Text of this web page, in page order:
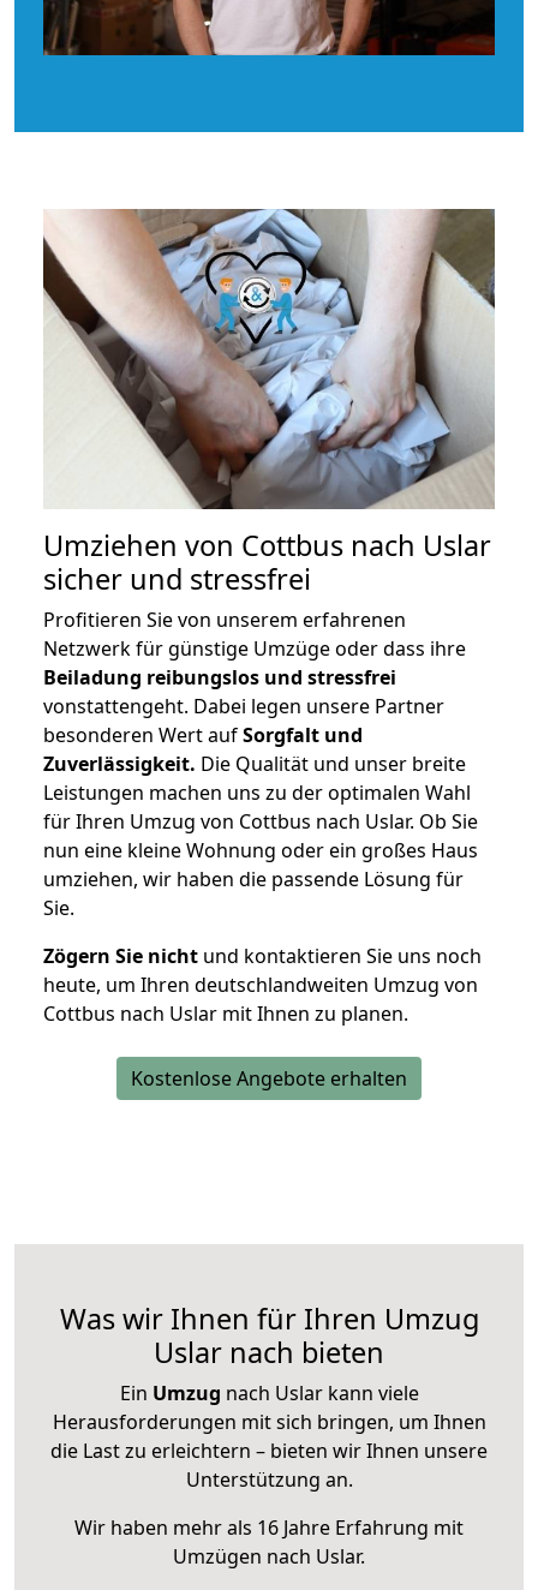
Umziehen von Cottbus nach Uslar
sicher und stressfrei
Profitieren Sie von unserem erfahrenen
Netzwerk für günstige Umzüge oder dass ihre
Beiladung reibungslos und stressfrei
vonstattengeht. Dabei legen unsere Partner
besonderen Wert aufSorgfalt und
Zuverlässigkeit. Die Qualität und unser breite
Leistungen machen uns zu der optimalen Wahl
für Ihren Umzug von Cottbus nach Uslar. Ob Sie
nun eine kleine Wohnung oder ein großes Haus
umziehen, wir haben die passende Lösung für
Sie.
Zögern Sie nicht und kontaktieren Sie uns noch
heute, um Ihren deutschlandweiten Umzug von
Cottbus nach Uslar mit Ihnen zu planen.
Kostenlose Angebote erhalten
Was wir Ihnen für Ihren Umzug
Uslar nach bieten
Ein Umzug nach Uslar kann viele
Herausforderungen mit sich bringen, um Ihnen
die Last zu erleichtern – bieten wir Ihnen unsere
Unterstützung an.
Wir haben mehr als 16 Jahre Erfahrung mit
Umzügen nach Uslar.